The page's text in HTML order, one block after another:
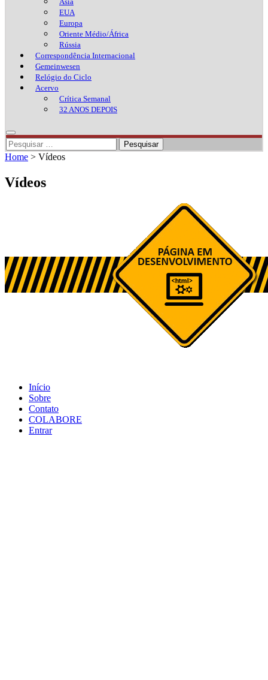
EUA
Europa
Oriente Médio/África
Rússia
Correspondência Internacional
Gemeinwesen
Relógio do Ciclo
Acervo
Crítica Semanal
32 ANOS DEPOIS
Pesquisar
por:
Home > Vídeos
Vídeos
Início
Sobre
Contato
COLABORE
Entrar